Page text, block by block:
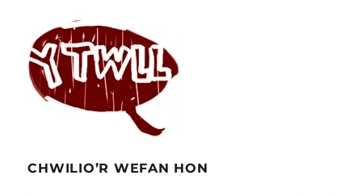
CHWILIO’R WEFAN HON